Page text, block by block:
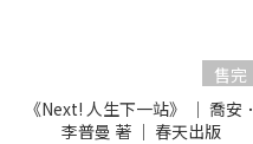
售完
《Next! 人生下一站》 ｜ 喬安．
李普曼 著 ｜ 春天出版